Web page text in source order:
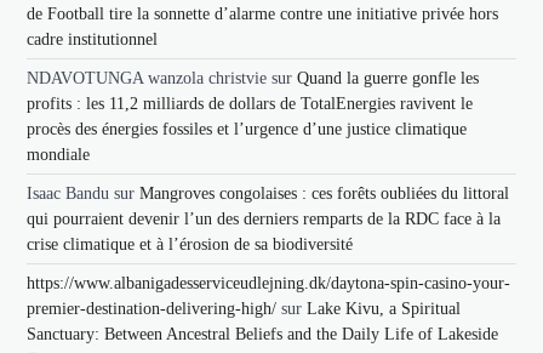
de Football tire la sonnette d’alarme contre une initiative privée hors
cadre institutionnel
NDAVOTUNGA wanzola christvie surQuand la guerre gonfle les
profits : les 11,2 milliards de dollars de TotalEnergies ravivent le
procès des énergies fossiles et l’urgence d’une justice climatique
mondiale
Isaac Bandu surMangroves congolaises : ces forêts oubliées du littoral
qui pourraient devenir l’un des derniers remparts de la RDC face à la
crise climatique et à l’érosion de sa biodiversité
https://www.albanigadesserviceudlejning.dk/daytona-spin-casino-your-
premier-destination-delivering-high/ surLake Kivu, a Spiritual
Sanctuary: Between Ancestral Beliefs and the Daily Life of Lakeside